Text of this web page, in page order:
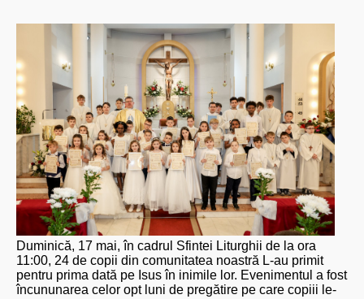
Duminică, 17 mai, în cadrul Sfintei Liturghii de la ora
11:00, 24 de copii din comunitatea noastră L-au primit
pentru prima dată pe Isus în inimile lor. Evenimentul a fost
încununarea celor opt luni de pregătire pe care copiii le-